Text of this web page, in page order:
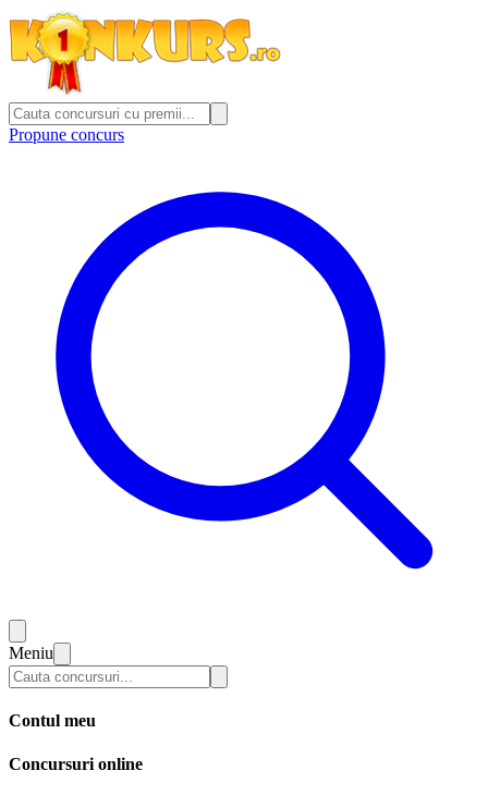
Propune concurs
Meniu
Contul meu
Concursuri online